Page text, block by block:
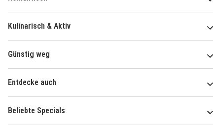
Kulinarisch & Aktiv
Günstig weg
Entdecke auch
Beliebte Specials